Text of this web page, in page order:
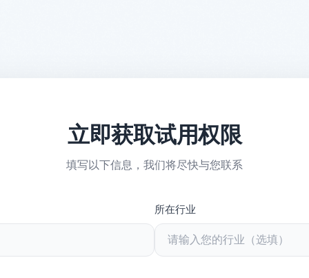
立即获取试用权限
填写以下信息，我们将尽快与您联系
所在行业